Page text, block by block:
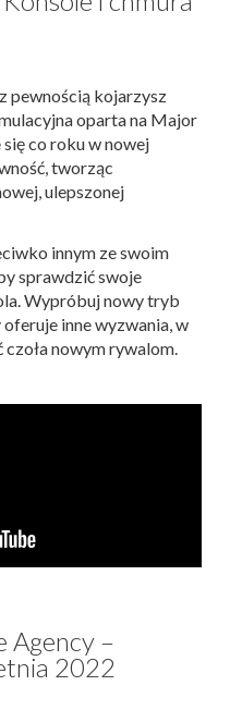
pewnością kojarzysz
oparta na Major
co roku w nowej
tworząc
ulepszonej
innym ze swoim
sprawdzić swoje
Wypróbuj nowy tryb
inne wyzwania, w
nowym rywalom.
Agency –
2022